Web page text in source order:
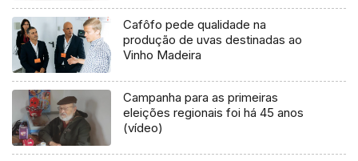
Cafôfo pede qualidade na
produção de uvas destinadas ao
Vinho Madeira
Campanha para as primeiras
eleições regionais foi há 45 anos
(vídeo)